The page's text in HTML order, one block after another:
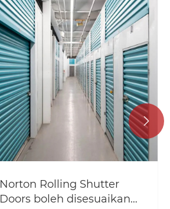
Apakah bahagian kaca di
tingkap atau pintu yang
